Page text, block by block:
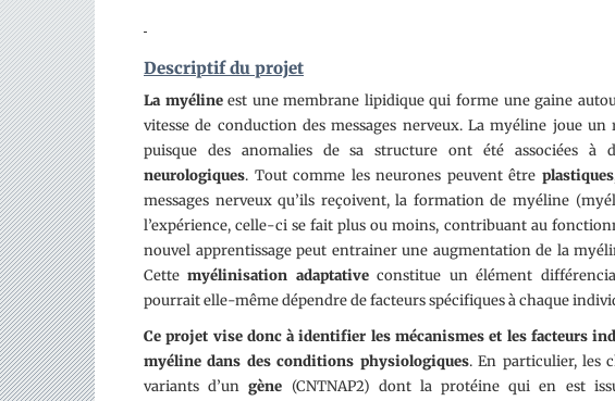
Descriptif du projet
La myélineest une membrane lipidique qui forme une gaine
vitesse de conduction des messages nerveux. La myéline joue
puisque des anomalies de sa structure ont été associées à
neurologiques. Tout comme les neurones peuvent être plastiques
messages nerveux qu’ils reçoivent, la formation de myéline
l’expérience, celle-ci se fait plus ou moins, contribuant au
nouvel apprentissage peut entrainer une augmentation de la
Cettemyélinisation adaptativeconstitue un élément
pourrait elle-même dépendre de facteurs spécifiques à chaque
Ce projet vise donc à identifier les mécanismes et les facteurs
myéline dans des conditions physiologiques. En particulier, les
variants d’ungène (CNTNAP2) dont la protéine qui en est